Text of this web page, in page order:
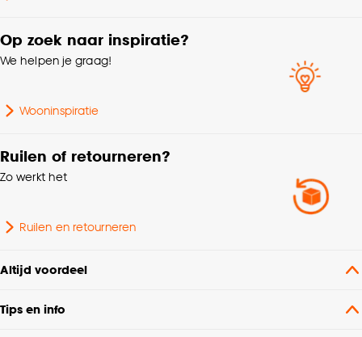
Montage materiaal
Kenmerken
Raamdecoratie
Afwerking
Kleurtint
Op zoek naar inspiratie?
We helpen je graag!
Wooninspiratie
Ruilen of retourneren?
Zo werkt het
Ruilen en retourneren
Altijd voordeel
Tips en info